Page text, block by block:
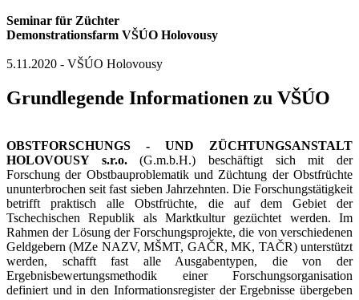
Seminar für Züchter
Demonstrationsfarm VŠÚO Holovousy
5.11.2020 - VŠÚO Holovousy
Grundlegende Informationen zu VŠÚO
OBSTFORSCHUNGS - UND ZÜCHTUNGSANSTALT
HOLOVOUSY s.r.o.(G.m.b.H.) beschäftigt sich mit der
Forschung der Obstbauproblematik und Züchtung der Obstfrüchte
ununterbrochen seit fast sieben Jahrzehnten. Die Forschungstätigkeit
betrifft praktisch alle Obstfrüchte, die auf dem Gebiet der
Tschechischen Republik als Marktkultur gezüchtet werden. Im
Rahmen der Lösung der Forschungsprojekte, die von verschiedenen
Geldgebern (MZe NAZV, MŠMT, GAČR, MK, TAČR) unterstützt
werden, schafft fast alle Ausgabentypen, die von der
Ergebnisbewertungsmethodik einer Forschungsorganisation
definiert und in den Informationsregister der Ergebnisse übergeben